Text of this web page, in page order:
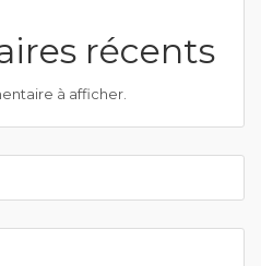
récents
à afficher.